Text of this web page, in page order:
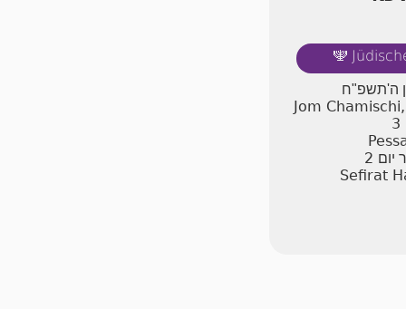
🕎
ה'תשפ"ח
Jom
3
2 יום
Sefirat